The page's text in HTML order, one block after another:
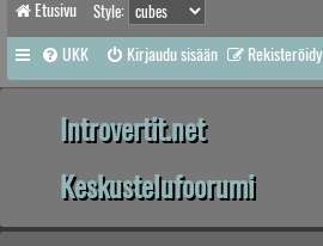
Etusivu Style:
UKK Kirjaudu sisään Rekisteröidy
Introvertit.net
Keskustelufoorumi